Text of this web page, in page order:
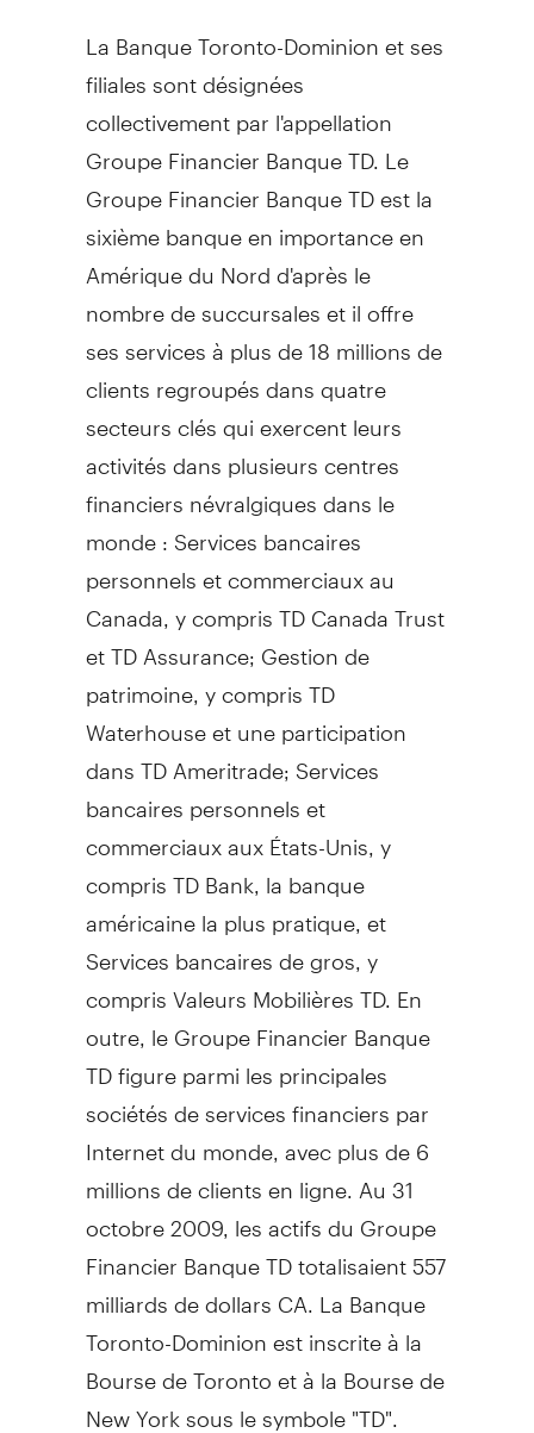
La Banque Toronto-Dominion et ses
filiales sont désignées
collectivement par l'appellation
Groupe Financier Banque TD. Le
Groupe Financier Banque TD est la
sixième banque en importance en
Amérique du Nord d'après le
nombre de succursales et il offre
ses services à plus de 18 millions de
clients regroupés dans quatre
secteurs clés qui exercent leurs
activités dans plusieurs centres
financiers névralgiques dans le
monde : Services bancaires
personnels et commerciaux au
Canada, y compris TD Canada Trust
et TD Assurance; Gestion de
patrimoine, y compris TD
Waterhouse et une participation
dans TD Ameritrade; Services
bancaires personnels et
commerciaux aux États-Unis, y
compris TD Bank, la banque
américaine la plus pratique, et
Services bancaires de gros, y
compris Valeurs Mobilières TD. En
outre, le Groupe Financier Banque
TD figure parmi les principales
sociétés de services financiers par
Internet du monde, avec plus de 6
millions de clients en ligne. Au 31
octobre 2009, les actifs du Groupe
Financier Banque TD totalisaient 557
milliards de dollars CA. La Banque
Toronto-Dominion est inscrite à la
Bourse de Toronto et à la Bourse de
New York sous le symbole "TD".